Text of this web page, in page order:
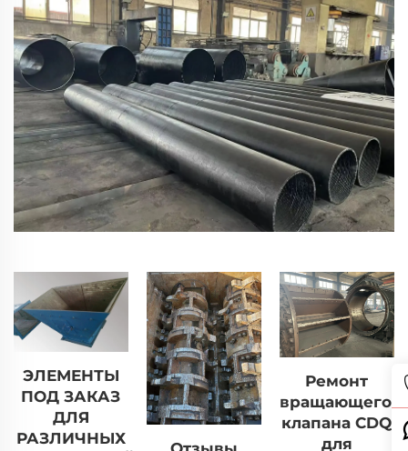
ЭЛЕМЕНТЫ
ПОД ЗАКАЗ
ДЛЯ
РАЗЛИЧНЫХ
Ремонт
клапана CDQ
для